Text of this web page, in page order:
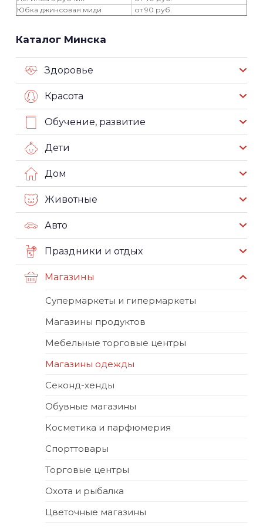
Юбка джинсовая миди
от 90 руб.
Каталог Минска
Здоровье
Красота
Обучение, развитие
Дети
Дом
Животные
Авто
Праздники и отдых
Магазины
Супермаркеты и гипермаркеты
Магазины продуктов
Мебельные торговые центры
Магазины одежды
Секонд-хенды
Обувные магазины
Косметика и парфюмерия
Спорттовары
Торговые центры
Охота и рыбалка
Цветочные магазины